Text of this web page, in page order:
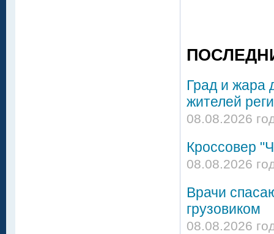
Град и жара
жителей
08.08.2026
Кроссовер
08.08.2026
Врачи
грузовиком
08.08.2026